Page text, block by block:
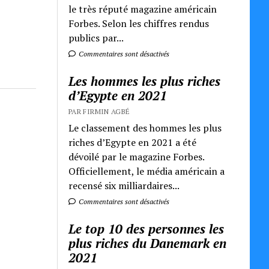
le très réputé magazine américain
Forbes. Selon les chiffres rendus
publics par...
Commentaires sont désactivés
Les hommes les plus riches
d’Egypte en 2021
PAR FIRMIN AGBÉ
Le classement des hommes les plus
riches d’Egypte en 2021 a été
dévoilé par le magazine Forbes.
Officiellement, le média américain a
recensé six milliardaires...
Commentaires sont désactivés
Le top 10 des personnes les
plus riches du Danemark en
2021